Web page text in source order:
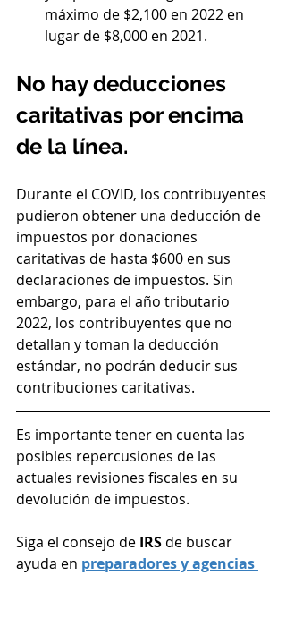
máximo de $2,100 en 2022 en
lugar de $8,000 en 2021.
No hay deducciones
caritativas por encima
de la línea.
Durante el COVID, los contribuyentes
pudieron obtener una deducción de
impuestos por donaciones
caritativas de hasta $600 en sus
declaraciones de impuestos. Sin
embargo, para el año tributario
2022, los contribuyentes que no
detallan y toman la deducción
estándar, no podrán deducir sus
contribuciones caritativas.
Es importante tener en cuenta las
posibles repercusiones de las
actuales revisiones fiscales en su
devolución de impuestos.
Siga el consejo de IRS de buscar
ayuda en preparadores y agencias
certificados